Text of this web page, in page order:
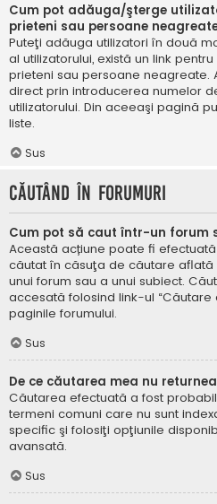
Cum pot adăuga/şterge
prieteni sau persoane
Puteţi adăuga utilizatori în două
al utilizatorului, există un link
prieteni sau persoane neagreate.
direct prin introducerea numelor
utilizatorului. Din aceeaşi pagină
liste.
Sus
Căutând în forumuri
Cum pot să caut într-un forum
Această acțiune poate fi
căutat în căsuţa de căutare
unui forum sau a unui subiect.
accesată folosind link-ul
paginile forumului.
Sus
De ce căutarea mea nu
Căutarea efectuată a fost
termeni comuni care nu sunt
specific şi folosiţi opţiunile
avansată.
Sus